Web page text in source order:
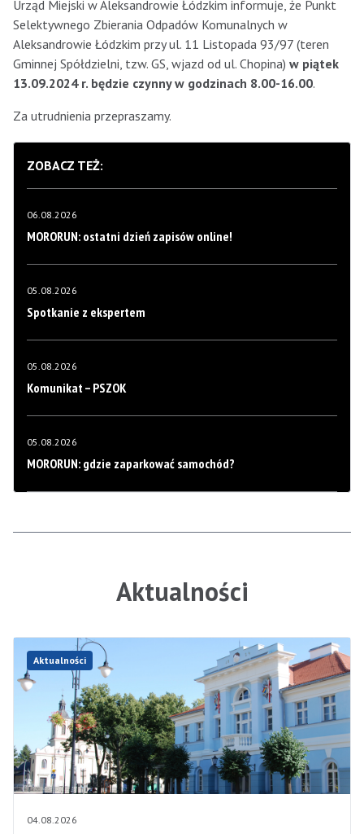
Urząd Miejski w Aleksandrowie Łódzkim informuje, że Punkt
Selektywnego Zbierania Odpadów Komunalnych w
Aleksandrowie Łódzkim przy ul. 11 Listopada 93/97 (teren
Gminnej Spółdzielni, tzw. GS, wjazd od ul. Chopina) w piątek
13.09.2024 r. będzie czynny w godzinach 8.00-16.00.
Za utrudnienia przepraszamy.
ZOBACZ TEŻ:
06.08.2026
MORORUN: ostatni dzień zapisów online!
05.08.2026
Spotkanie z ekspertem
05.08.2026
Komunikat – PSZOK
05.08.2026
MORORUN: gdzie zaparkować samochód?
Aktualności
Aktualności
04.08.2026